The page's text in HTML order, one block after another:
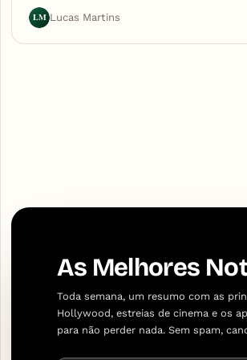
LM Lucas Martins
As Melhores
Toda semana, um resumo com as
Hollywood, estreias de cinema e os
para não perder nada. Sem spam,